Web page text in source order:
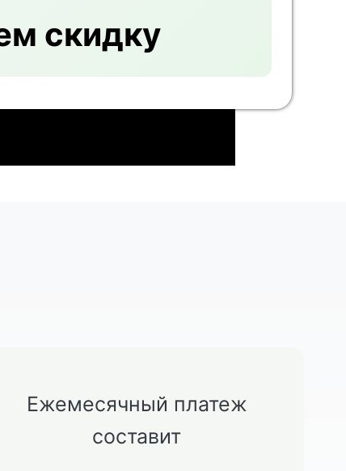
скидку
Ежемесячный платеж
составит